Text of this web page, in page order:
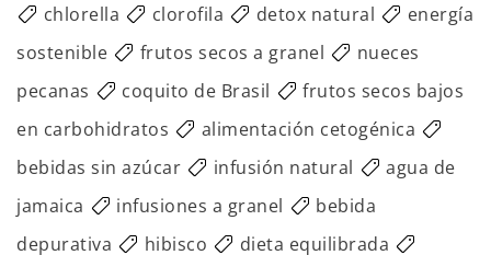
chlorella
clorofila detox natural
energía
sostenible
frutos secos a granel
nueces
pecanas
coquito de Brasil
frutos secos bajos
en carbohidratos
alimentación cetogénica
bebidas sin azúcar
infusión natural
agua de
jamaica
infusiones a granel
bebida
depurativa
hibisco
dieta equilibrada